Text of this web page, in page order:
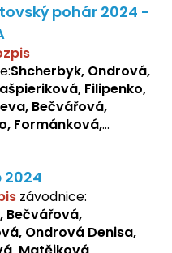
pohár 2024 -
Shcherbyk, Ondrová,
Filipenko,
Bečvářová,
Formánková,
Sochorová
2024
závodnice:
Bečvářová,
Ondrová Denisa,